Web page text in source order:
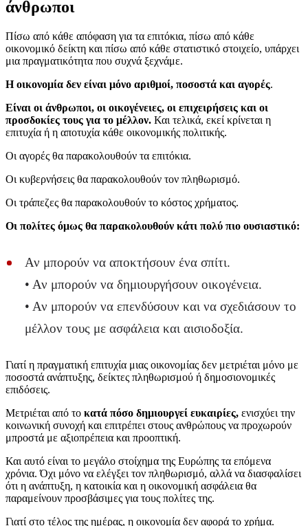
άνθρωποι
Πίσω από κάθε απόφαση για τα επιτόκια, πίσω από κάθε
οικονομικό δείκτη και πίσω από κάθε στατιστικό στοιχείο, υπάρχει
μια πραγματικότητα που συχνά ξεχνάμε.
Η οικονομία δεν είναι μόνο αριθμοί, ποσοστά και αγορές.
Είναι οι άνθρωποι, οι οικογένειες, οι επιχειρήσεις και οι
προσδοκίες τους για το μέλλον. Και τελικά, εκεί κρίνεται η
επιτυχία ή η αποτυχία κάθε οικονομικής πολιτικής.
Οι αγορές θα παρακολουθούν τα επιτόκια.
Οι κυβερνήσεις θα παρακολουθούν τον πληθωρισμό.
Οι τράπεζες θα παρακολουθούν το κόστος χρήματος.
Οι πολίτες όμως θα παρακολουθούν κάτι πολύ πιο ουσιαστικό:
Αν μπορούν να αποκτήσουν ένα σπίτι.
• Αν μπορούν να δημιουργήσουν οικογένεια.
• Αν μπορούν να επενδύσουν και να σχεδιάσουν το
μέλλον τους με ασφάλεια και αισιοδοξία.
Γιατί η πραγματική επιτυχία μιας οικονομίας δεν μετριέται μόνο με
ποσοστά ανάπτυξης, δείκτες πληθωρισμού ή δημοσιονομικές
επιδόσεις.
Μετριέται από το κατά πόσο δημιουργεί ευκαιρίες, ενισχύει την
κοινωνική συνοχή και επιτρέπει στους ανθρώπους να προχωρούν
μπροστά με αξιοπρέπεια και προοπτική.
Και αυτό είναι το μεγάλο στοίχημα της Ευρώπης τα επόμενα
χρόνια. Όχι μόνο να ελέγξει τον πληθωρισμό, αλλά να διασφαλίσει
ότι η ανάπτυξη, η κατοικία και η οικονομική ασφάλεια θα
παραμείνουν προσβάσιμες για τους πολίτες της.
Γιατί στο τέλος της ημέρας, η οικονομία δεν αφορά το χρήμα.